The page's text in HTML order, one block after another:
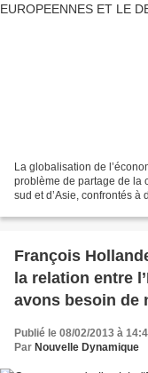
La globalisation de
problème de partage de la
sud et d’Asie, confrontés à
François
la relation entre
avons besoin de
Publié le 08/02/2013 à
Par Nouvelle Dynamique